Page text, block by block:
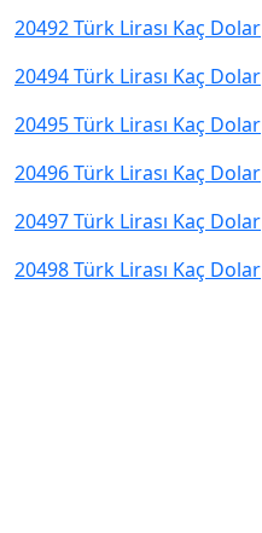
20492 Türk Lirası Kaç Dolar
20494 Türk Lirası Kaç Dolar
20495 Türk Lirası Kaç Dolar
20496 Türk Lirası Kaç Dolar
20497 Türk Lirası Kaç Dolar
20498 Türk Lirası Kaç Dolar